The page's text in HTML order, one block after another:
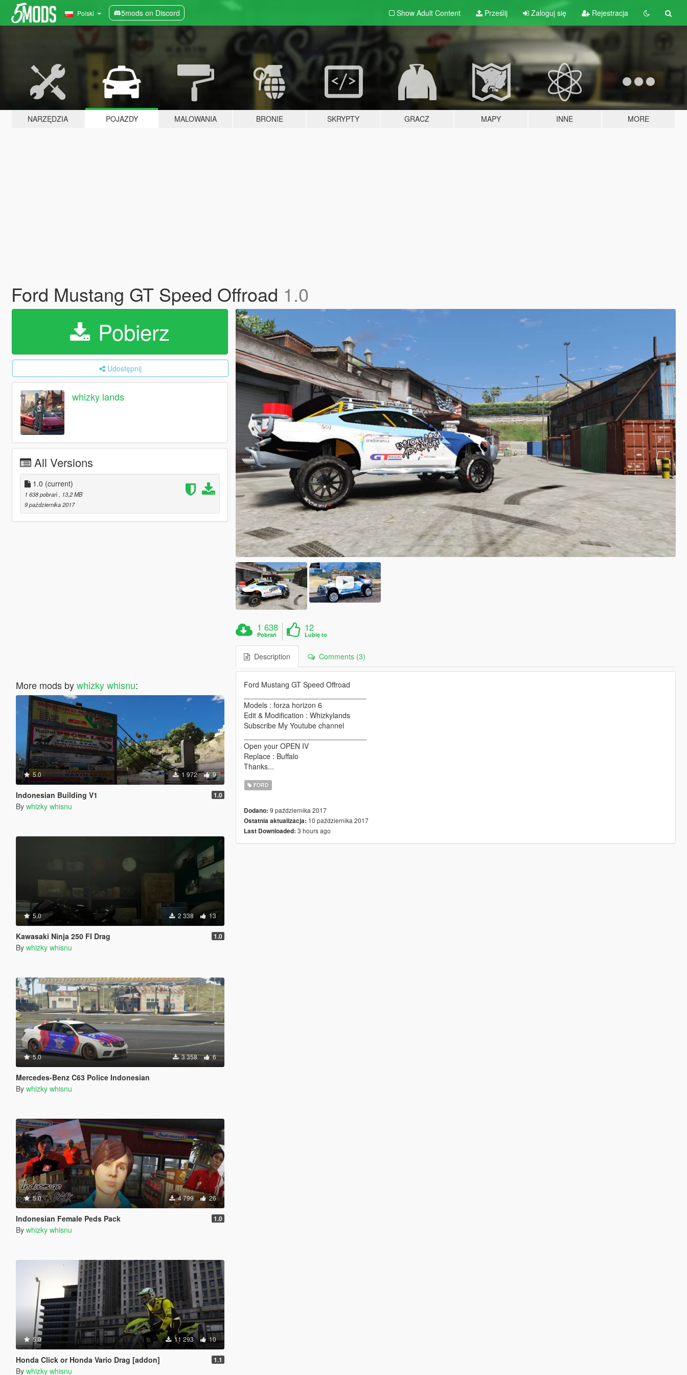
Polski 5mods on Discord Show Adult Content Prześlij Zaloguj się Rejestracja
NARZĘDZIA POJAZDY MALOWANIA BRONIE SKRYPTY GRACZ MAPY INNE MORE
Ford Mustang GT Speed Offroad 1.0
Pobierz
Udostępnij
whizky lands
All Versions
1.0 (current)
1 638 pobrań
, 13,2 MB
9 października 2017
More mods bywhizky whisnu:
5.0 1 972 9
Indonesian Building V1 1.0
By whizky whisnu
5.0 2 338 13
Kawasaki Ninja 250 FI Drag 1.0
By whizky whisnu
5.0 3 358 6
Mercedes-Benz C63 Police Indonesian
By whizky whisnu
5.0 4 799 26
Indonesian Female Peds Pack 1.0
By whizky whisnu
5.0 11 293 10
Honda Click or Honda Vario Drag [addon] 1.1
By whizky whisnu
1 638
Pobrań
12
Lubię to
Description Comments (3)
Ford Mustang GT Speed Offroad
Models : forza horizon 6
Edit & Modification : Whizkylands
Subscribe My Youtube channel
Open your OPEN IV
Replace : Buffalo
Thanks...
FORD
Dodano: 9 października 2017
Ostatnia aktualizacja: 10 października 2017
Last Downloaded: 3 hours ago